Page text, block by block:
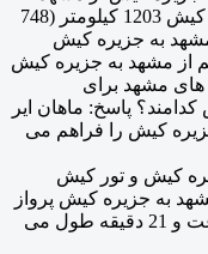
چقدر است؟ پاسخ: فاصله مشهد تا جزیره کیش 1203 کیلومتر (748
به جزیره کیش
2 پرواز مستقیم از مشهد به جزیره کیش
های مشهد برای
پاسخ: ماهان ایر
کیش را فراهم می
کیش و تور کیش
به جزیره کیش پرواز
است که 30 تا 310 دلار هزینه دارد و 2 ساعت و 21 دقیقه طول می